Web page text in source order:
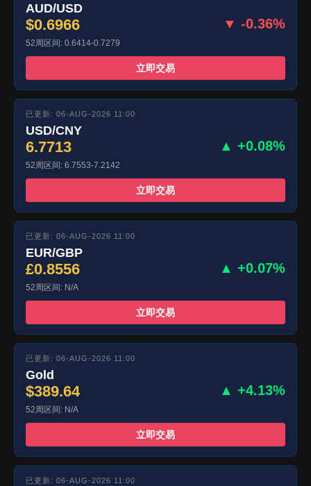
AUD/USD
$0.6966 ▼ -0.36%
52周区间: 0.6414-0.7279
立即交易
已更新: 06-AUG-2026 11:00
USD/CNY
6.7713 ▲ +0.08%
52周区间: 6.7553-7.2142
立即交易
已更新: 06-AUG-2026 11:00
EUR/GBP
£0.8556 ▲ +0.07%
52周区间: N/A
立即交易
已更新: 06-AUG-2026 11:00
Gold
$389.64 ▲ +4.13%
52周区间: N/A
立即交易
已更新: 06-AUG-2026 11:00